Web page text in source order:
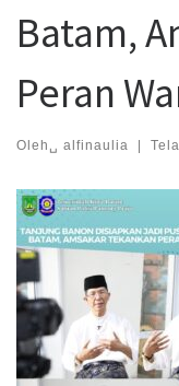
Batam,
Peran
Oleh␣ alfinaulia |